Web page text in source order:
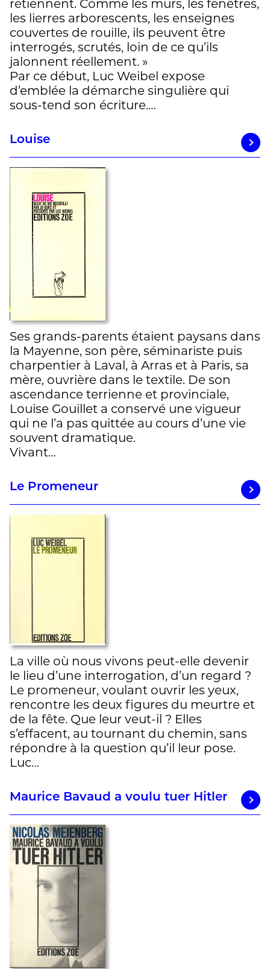
retiennent. Comme les murs, les fenêtres,
les lierres arborescents, les enseignes
couvertes de rouille, ils peuvent être
interrogés, scrutés, loin de ce qu’ils
jalonnent réellement. »
Par ce début, Luc Weibel expose
d’emblée la démarche singulière qui
sous-tend son écriture.…
Louise
Ses grands-parents étaient paysans dans
la Mayenne, son père, séminariste puis
charpentier à Laval, à Arras et à Paris, sa
mère, ouvrière dans le textile. De son
ascendance terrienne et provinciale,
Louise Gouillet a conservé une vigueur
qui ne l’a pas quittée au cours d’une vie
souvent dramatique.
Vivant…
Le Promeneur
La ville où nous vivons peut-elle devenir
le lieu d’une interrogation, d’un regard ?
Le promeneur, voulant ouvrir les yeux,
rencontre les deux figures du meurtre et
de la fête. Que leur veut-il ? Elles
s’effacent, au tournant du chemin, sans
répondre à la question qu’il leur pose.
Luc…
Maurice Bavaud a voulu tuer Hitler